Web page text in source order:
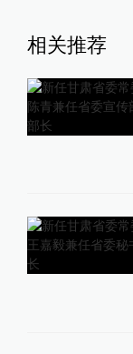
相关推荐